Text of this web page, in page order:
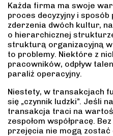
Każda firma ma swoje
proces decyzyjny i sposób
zderzenia dwóch kultur,
o hierarchicznej strukturze
strukturą organizacyjną
to problemy. Niektóre z
pracowników, odpływ
paraliż operacyjny.
Niestety, w transakcjach
się „czynnik ludzki”. Jeśli
transakcja traci na
zespołom współpracę.
przejęcia nie mogą zostać